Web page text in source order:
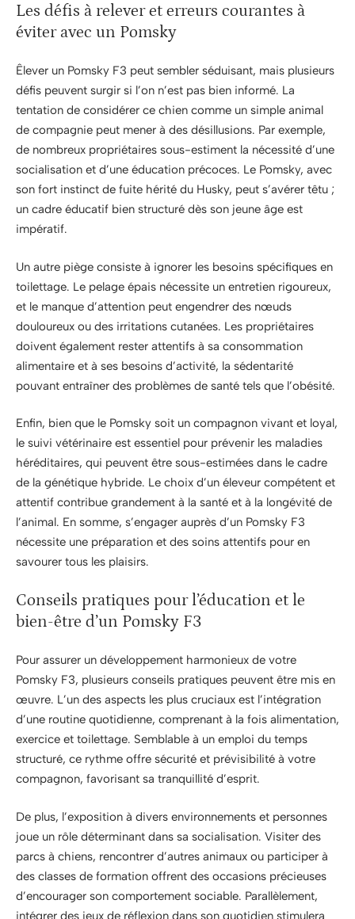
Les défis à relever et erreurs courantes à
éviter avec un Pomsky
Êlever un Pomsky F3 peut sembler séduisant, mais plusieurs
défis peuvent surgir si l’on n’est pas bien informé. La
tentation de considérer ce chien comme un simple animal
de compagnie peut mener à des désillusions. Par exemple,
de nombreux propriétaires sous-estiment la nécessité d’une
socialisation et d’une éducation précoces. Le Pomsky, avec
son fort instinct de fuite hérité du Husky, peut s’avérer têtu ;
un cadre éducatif bien structuré dès son jeune âge est
impératif.
Un autre piège consiste à ignorer les besoins spécifiques en
toilettage. Le pelage épais nécessite un entretien rigoureux,
et le manque d’attention peut engendrer des nœuds
douloureux ou des irritations cutanées. Les propriétaires
doivent également rester attentifs à sa consommation
alimentaire et à ses besoins d’activité, la sédentarité
pouvant entraîner des problèmes de santé tels que l’obésité.
Enfin, bien que le Pomsky soit un compagnon vivant et loyal,
le suivi vétérinaire est essentiel pour prévenir les maladies
héréditaires, qui peuvent être sous-estimées dans le cadre
de la génétique hybride. Le choix d’un éleveur compétent et
attentif contribue grandement à la santé et à la longévité de
l’animal. En somme, s’engager auprès d’un Pomsky F3
nécessite une préparation et des soins attentifs pour en
savourer tous les plaisirs.
Conseils pratiques pour l’éducation et le
bien-être d’un Pomsky F3
Pour assurer un développement harmonieux de votre
Pomsky F3, plusieurs conseils pratiques peuvent être mis en
œuvre. L’un des aspects les plus cruciaux est l’intégration
d’une routine quotidienne, comprenant à la fois alimentation,
exercice et toilettage. Semblable à un emploi du temps
structuré, ce rythme offre sécurité et prévisibilité à votre
compagnon, favorisant sa tranquillité d’esprit.
De plus, l’exposition à divers environnements et personnes
joue un rôle déterminant dans sa socialisation. Visiter des
parcs à chiens, rencontrer d’autres animaux ou participer à
des classes de formation offrent des occasions précieuses
d’encourager son comportement sociable. Parallèlement,
intégrer des jeux de réflexion dans son quotidien stimulera